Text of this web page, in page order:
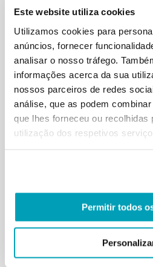
Este website utiliza cookies
Utilizamos cookies para
anúncios, fornecer
analisar o nosso tráfego.
informações acerca da sua
nossos parceiros de redes
análise, que as podem
que lhes forneceu ou recolhidas
utilização dos respetivos
Permitir todos
definitiva do Senhor, como
apóstolo Tiago (cf. 5, 7).
nos a fim de manifestar o
últimos. Somos chamados a
sociedade que muitas vezes
saborear a beleza de Deus,
graça da sua presença. E
irmãs, que deixastes a vossa
paroquiais às quais hoje
deixando-vos ao mesmo
experiências dos outros.
diversidade, que constitui
Reino de Deus, inaugurado